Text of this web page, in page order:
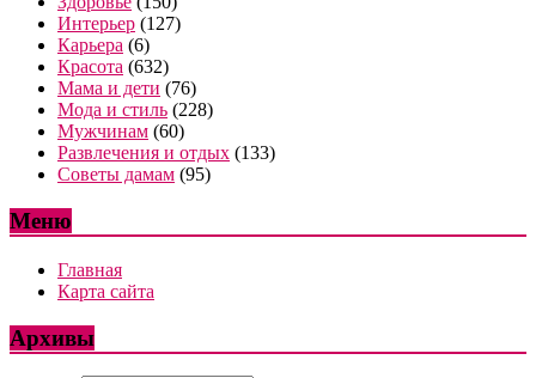
Интерьер (127)
Карьера (6)
Красота (632)
Мама и дети (76)
Мода и стиль (228)
Мужчинам (60)
Развлечения и отдых (133)
Советы дамам (95)
Меню
Главная
Карта сайта
Архивы